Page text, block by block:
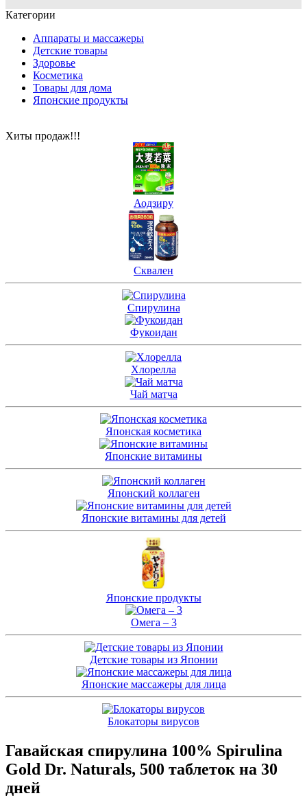
Категории
Аппараты и массажеры
Детские товары
Здоровье
Косметика
Товары для дома
Японские продукты
Хиты продаж!!!
Аодзиру
Сквален
Спирулина
Фукоидан
Хлорелла
Чай матча
Японская косметика
Японские витамины
Японский коллаген
Японские витамины для детей
Японские продукты
Омега – 3
Детские товары из Японии
Японские массажеры для лица
Блокаторы вирусов
Гавайская спирулина 100% Spirulina
Gold Dr. Naturals, 500 таблеток на 30
дней